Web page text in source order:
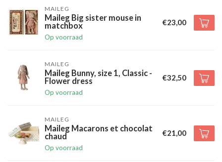
MAILEG
Maileg Big sister mouse in
matchbox
Op voorraad
€23,00
MAILEG
Maileg Bunny, size 1, Classic -
Flower dress
Op voorraad
€32,50
MAILEG
Maileg Macarons et chocolat
chaud
Op voorraad
€21,00